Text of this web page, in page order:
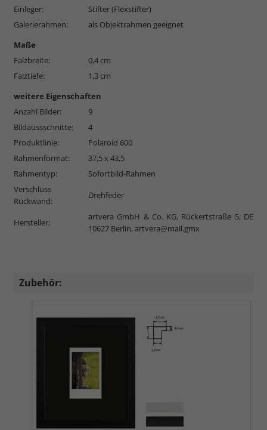
Einleger:
Stifter (Flexstifter)
Galerierahmen:
als Objektrahmen geeignet
Maße
Falzbreite:
0,4 cm
Falztiefe:
1,3 cm
weitere Eigenschaften
Anzahl Bilder:
9
Bildaussschnitte:
4
Produktlinie:
Polaroid 600
Rahmenformat:
37,5 x 43,5
Rahmentyp:
Sofortbild-Rahmen
Verschluss
Rückwand:
Drehfeder
Hersteller:
artvera GmbH & Co. KG, Rückertstraße 5, DE
10627 Berlin,artvera@mail.gmx
Zubehör: